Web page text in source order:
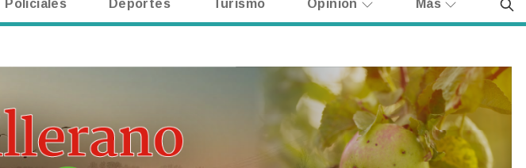
Policiales Deportes Turismo Opinion Más